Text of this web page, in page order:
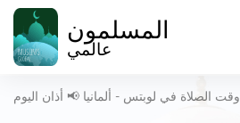
المسلمون
عالمي
وقت الصلاة في لوبتس - ألمانيا 📢 أذان اليوم